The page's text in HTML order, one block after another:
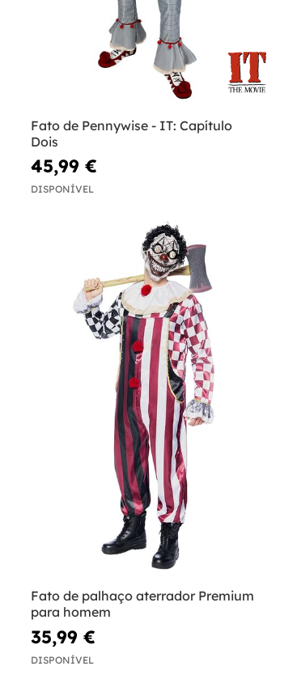
Fato de Pennywise - IT: Capítulo
Dois
45,99 €
DISPONÍVEL
Fato de palhaço aterrador Premium
para homem
35,99 €
DISPONÍVEL